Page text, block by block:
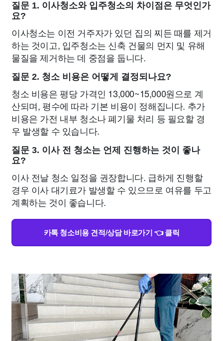
질문 1. 이사청소와 입주청소의 차이점은 무엇인가
요?
이사청소는 이전 거주자가 있던 집의 찌든 때를 제거
하는 것이고, 입주청소는 신축 건물의 먼지 및 유해
물질을 제거하는 데 중점을 둡니다.
질문 2. 청소 비용은 어떻게 결정되나요?
청소 비용은 평당 가격인 13,000~15,000원으로 계
산되며, 평수에 따라 기본 비용이 정해집니다. 추가
비용은 가전 내부 청소나 폐기물 처리 등 필요할 경
우 발생할 수 있습니다.
질문 3. 이사 전 청소는 언제 진행하는 것이 좋나
요?
이사 전날 청소 일정을 권장합니다. 급하게 진행할
경우 이사 대기료가 발생할 수 있으므로 여유를 두고
계획하는 것이 좋습니다.
카톡 청소비용 견적/상담 바로가기 👈 클릭